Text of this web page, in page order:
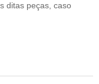
ditas peças, caso